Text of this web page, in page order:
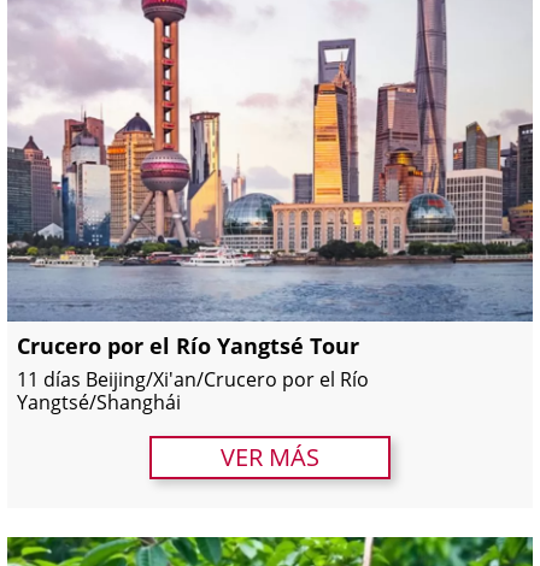
Crucero por el Río Yangtsé Tour
11 días Beijing/Xi'an/Crucero por el Río
Yangtsé/Shanghái
VER MÁS